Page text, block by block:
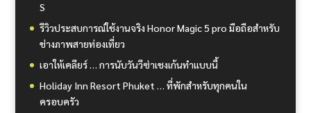
S
รีวิวประสบการณ์ใช้งานจริง Honor Magic 5 pro มือถือสำหรับ
ช่างภาพสายท่องเที่ยว
เอาให้เคลียร์ … การนับวันวีซ่าเชงเก้นทำแบบนี้
Holiday Inn Resort Phuket … ที่พักสำหรับทุกคนใน
ครอบครัว